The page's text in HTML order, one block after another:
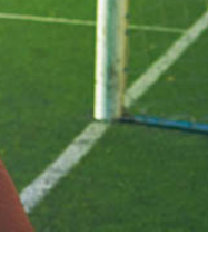
luanvi